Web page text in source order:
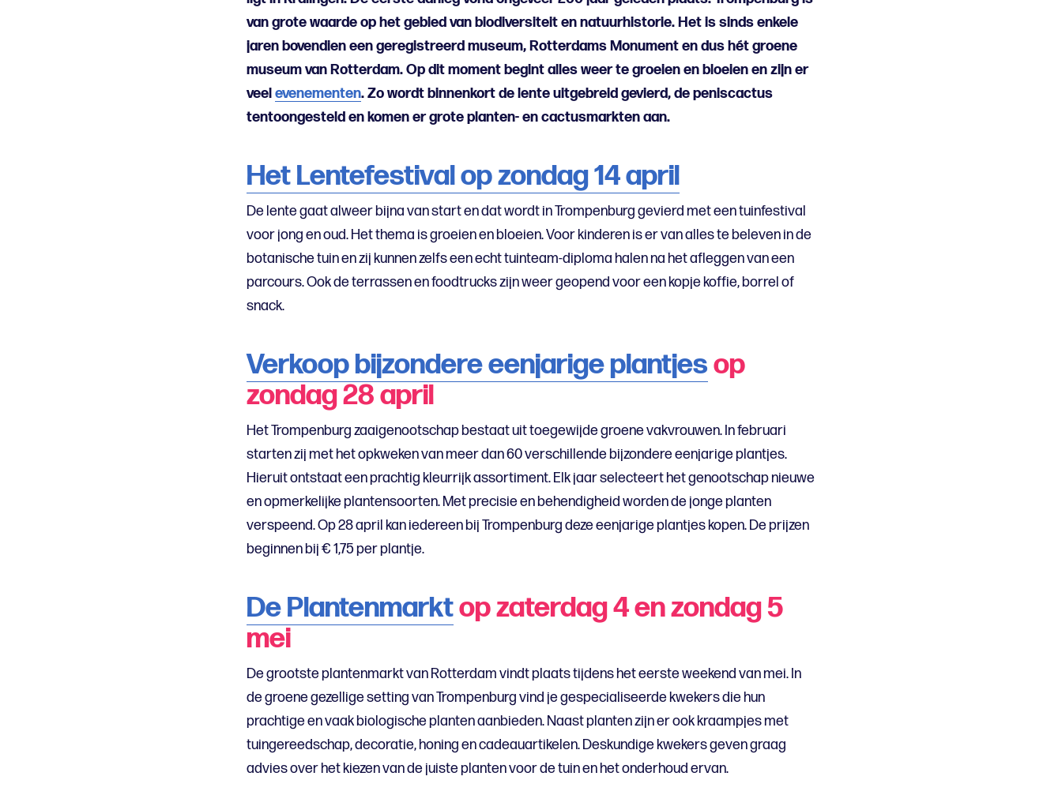
van grote waarde op het gebied van biodiversiteit en natuurhistorie. Het is sinds enkele
jaren bovendien een geregistreerd museum, Rotterdams Monument en dus hét groene
museum van Rotterdam. Op dit moment begint alles weer te groeien en bloeien en zijn er
veel evenementen. Zo wordt binnenkort de lente uitgebreid gevierd, de peniscactus
tentoongesteld en komen er grote planten- en cactusmarkten aan.
Het Lentefestival op zondag 14 april
De lente gaat alweer bijna van start en dat wordt in Trompenburg gevierd met een tuinfestival
voor jong en oud. Het thema is groeien en bloeien. Voor kinderen is er van alles te beleven in de
botanische tuin en zij kunnen zelfs een echt tuinteam-diploma halen na het afleggen van een
parcours. Ook de terrassen en foodtrucks zijn weer geopend voor een kopje koffie, borrel of
snack.
Verkoop bijzondere eenjarige plantjesop
zondag 28 april
Het Trompenburg zaaigenootschap bestaat uit toegewijde groene vakvrouwen. In februari
starten zij met het opkweken van meer dan 60 verschillende bijzondere eenjarige plantjes.
Hieruit ontstaat een prachtig kleurrijk assortiment. Elk jaar selecteert het genootschap nieuwe
en opmerkelijke plantensoorten. Met precisie en behendigheid worden de jonge planten
verspeend. Op 28 april kan iedereen bij Trompenburg deze eenjarige plantjes kopen. De prijzen
beginnen bij € 1,75 per plantje.
De Plantenmarktop zaterdag 4 en zondag 5
mei
De grootste plantenmarkt van Rotterdam vindt plaats tijdens het eerste weekend van mei. In
de groene gezellige setting van Trompenburg vind je gespecialiseerde kwekers die hun
prachtige en vaak biologische planten aanbieden. Naast planten zijn er ook kraampjes met
tuingereedschap, decoratie, honing en cadeauartikelen. Deskundige kwekers geven graag
advies over het kiezen van de juiste planten voor de tuin en het onderhoud ervan.